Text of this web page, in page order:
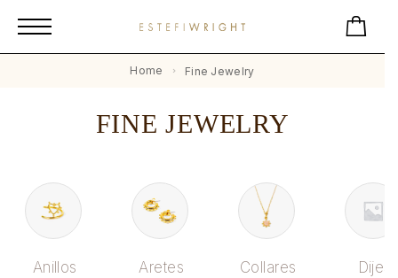
Home Fine Jewelry
FINE JEWELRY
Anillos Aretes Collares Dijes